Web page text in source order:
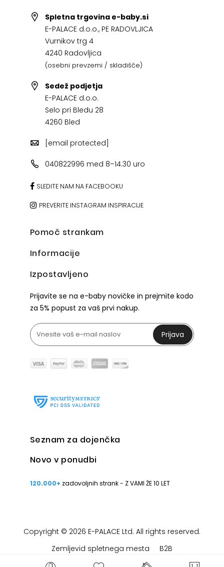
Spletna trgovina e-baby.si
E-PALACE d.o.o., PE RADOVLJICA
Vurnikov trg 4
4240 Radovljica
(osebni prevzemi / skladišče)
Sedež podjetja
E-PALACE d.o.o.
Selo pri Bledu 28
4260 Bled
[email protected]
040822996 med 8–14.30 uro
SLEDITE NAM NA FACEBOOKU
PREVERITE INSTAGRAM INSPIRACIJE
Pomoč strankam
Informacije
Izpostavljeno
Prijavite se na e-baby novičke in prejmite kodo
za 5% popust za vaš prvi nakup.
Prijava
Seznam za dojenčka
Novo v ponudbi
120.000+ zadovoljnih strank - Z VAMI ŽE 10 LET
Copyright © 2026 E-PALACE Ltd. All rights reserved.
B2B
Zemljevid spletnega mesta